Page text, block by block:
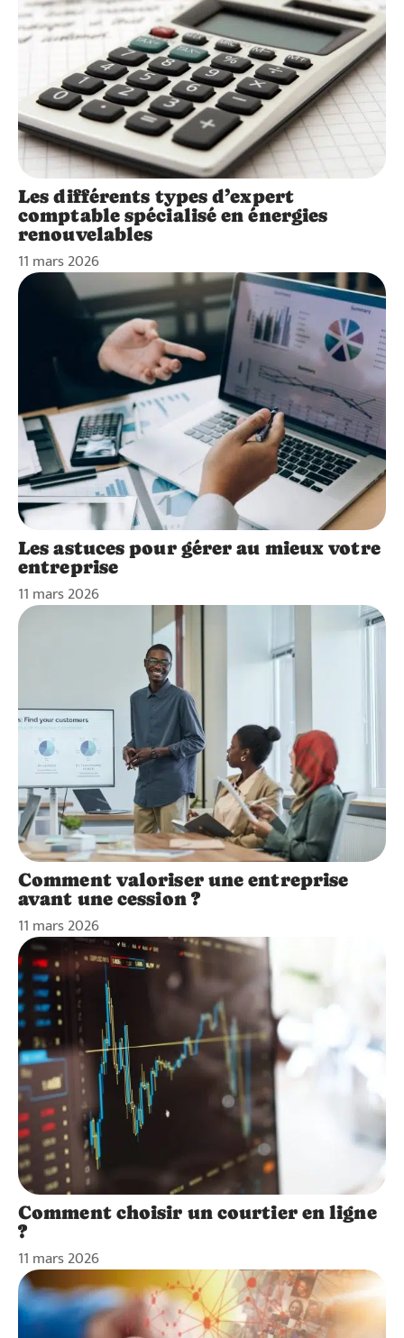
Les différents types d’expert
comptable spécialisé en énergies
renouvelables
11 mars 2026
Les astuces pour gérer au mieux votre
entreprise
11 mars 2026
Comment valoriser une entreprise
avant une cession ?
11 mars 2026
Comment choisir un courtier en ligne
?
11 mars 2026